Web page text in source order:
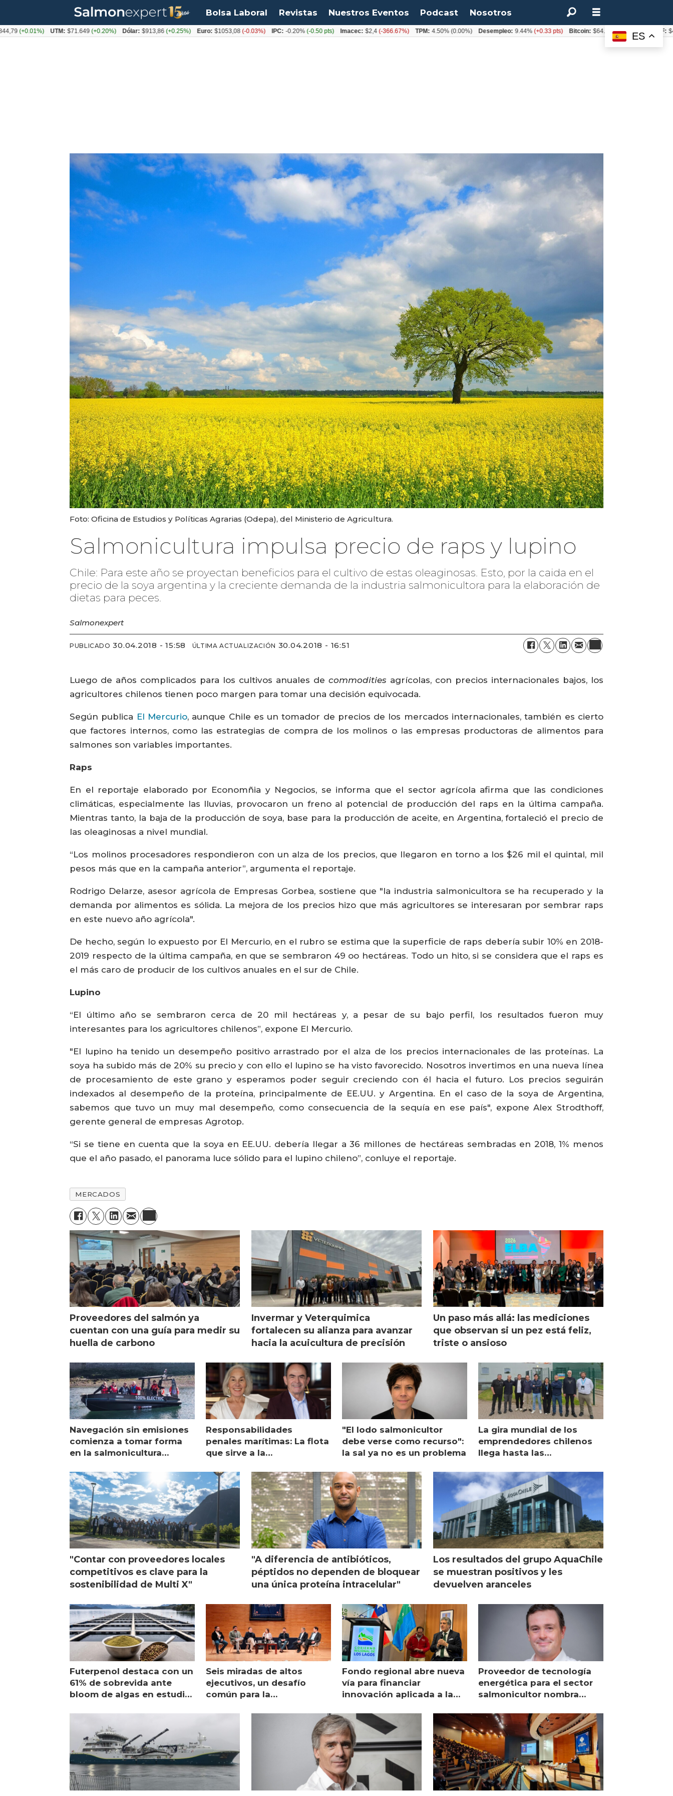
Bolsa Laboral Revistas Nuestros Eventos Podcast Nosotros
Foto: Oficina de Estudios y Políticas Agrarias (Odepa), del Ministerio de Agricultura.
Salmonicultura impulsa precio de raps y lupino
Chile: Para este año se proyectan beneficios para el cultivo de estas oleaginosas. Esto, por la caida en el
precio de la soya argentina y la creciente demanda de la industria salmonicultora para la elaboración de
dietas para peces.
Salmonexpert
PUBLICADO 30.04.2018 - 15:58 ÚLTIMA ACTUALIZACIÓN 30.04.2018 - 16:51
Luego de años complicados para los cultivos anuales de commodities agrícolas, con precios internacionales bajos, los
agricultores chilenos tienen poco margen para tomar una decisión equivocada.
Según publica El Mercurio, aunque Chile es un tomador de precios de los mercados internacionales, también es cierto
que factores internos, como las estrategias de compra de los molinos o las empresas productoras de alimentos para
salmones son variables importantes.
Raps
En el reportaje elaborado por Economñia y Negocios, se informa que el sector agrícola afirma que las condiciones
climáticas, especialmente las lluvias, provocaron un freno al potencial de producción del raps en la última campaña.
Mientras tanto, la baja de la producción de soya, base para la producción de aceite, en Argentina, fortaleció el precio de
las oleaginosas a nivel mundial.
“Los molinos procesadores respondieron con un alza de los precios, que llegaron en torno a los $26 mil el quintal, mil
pesos más que en la campaña anterior”, argumenta el reportaje.
Rodrigo Delarze, asesor agrícola de Empresas Gorbea, sostiene que "la industria salmonicultora se ha recuperado y la
demanda por alimentos es sólida. La mejora de los precios hizo que más agricultores se interesaran por sembrar raps
en este nuevo año agrícola".
De hecho, según lo expuesto por El Mercurio, en el rubro se estima que la superficie de raps debería subir 10% en 2018-
2019 respecto de la última campaña, en que se sembraron 49 oo hectáreas. Todo un hito, si se considera que el raps es
el más caro de producir de los cultivos anuales en el sur de Chile.
Lupino
“El último año se sembraron cerca de 20 mil hectáreas y, a pesar de su bajo perfil, los resultados fueron muy
interesantes para los agricultores chilenos”, expone El Mercurio.
"El lupino ha tenido un desempeño positivo arrastrado por el alza de los precios internacionales de las proteínas. La
soya ha subido más de 20% su precio y con ello el lupino se ha visto favorecido. Nosotros invertimos en una nueva línea
de procesamiento de este grano y esperamos poder seguir creciendo con él hacia el futuro. Los precios seguirán
indexados al desempeño de la proteína, principalmente de EE.UU. y Argentina. En el caso de la soya de Argentina,
sabemos que tuvo un muy mal desempeño, como consecuencia de la sequía en ese país", expone Alex Strodthoff,
gerente general de empresas Agrotop.
“Si se tiene en cuenta que la soya en EE.UU. debería llegar a 36 millones de hectáreas sembradas en 2018, 1% menos
que el año pasado, el panorama luce sólido para el lupino chileno”, conluye el reportaje.
MERCADOS
Proveedores del salmón ya
cuentan con una guía para medir su
huella de carbono
Invermar y Veterquimica
fortalecen su alianza para avanzar
hacia la acuicultura de precisión
Un paso más allá: las mediciones
que observan si un pez está feliz,
triste o ansioso
Navegación sin emisiones
comienza a tomar forma
en la salmonicultura
Responsabilidades
penales marítimas: La flota
que sirve a la
visión
"El lodo salmonicultor
debe verse como recurso":
la sal ya no es un problema
La gira mundial de los
emprendedores chilenos
llega hasta las
Escocia
"Contar con proveedores locales
competitivos es clave para la
sostenibilidad de Multi X"
"A diferencia de antibióticos,
péptidos no dependen de bloquear
una única proteína intracelular"
Los resultados del grupo AquaChile
se muestran positivos y les
devuelven aranceles
Futerpenol destaca con un
61% de sobrevida ante
bloom de algas en estudio
Seis miradas de altos
ejecutivos, un desafío
común para la
Fondo regional abre nueva
vía para financiar
innovación aplicada a la
Proveedor de tecnología
energética para el sector
salmonicultor nombra
ES
UTM: $71.649(+0.20%) Dólar: $913,86(+0.25%) Euro: $1053,08(-0.03%) IPC: -0.20% (-0.50 pts) Imacec: $2,4(-366.67%) TPM: 4.50%(0.00%) Desempleo: 9.44%(+0.33 pts) Bitcoin: $64.600,08 (+2.93%)